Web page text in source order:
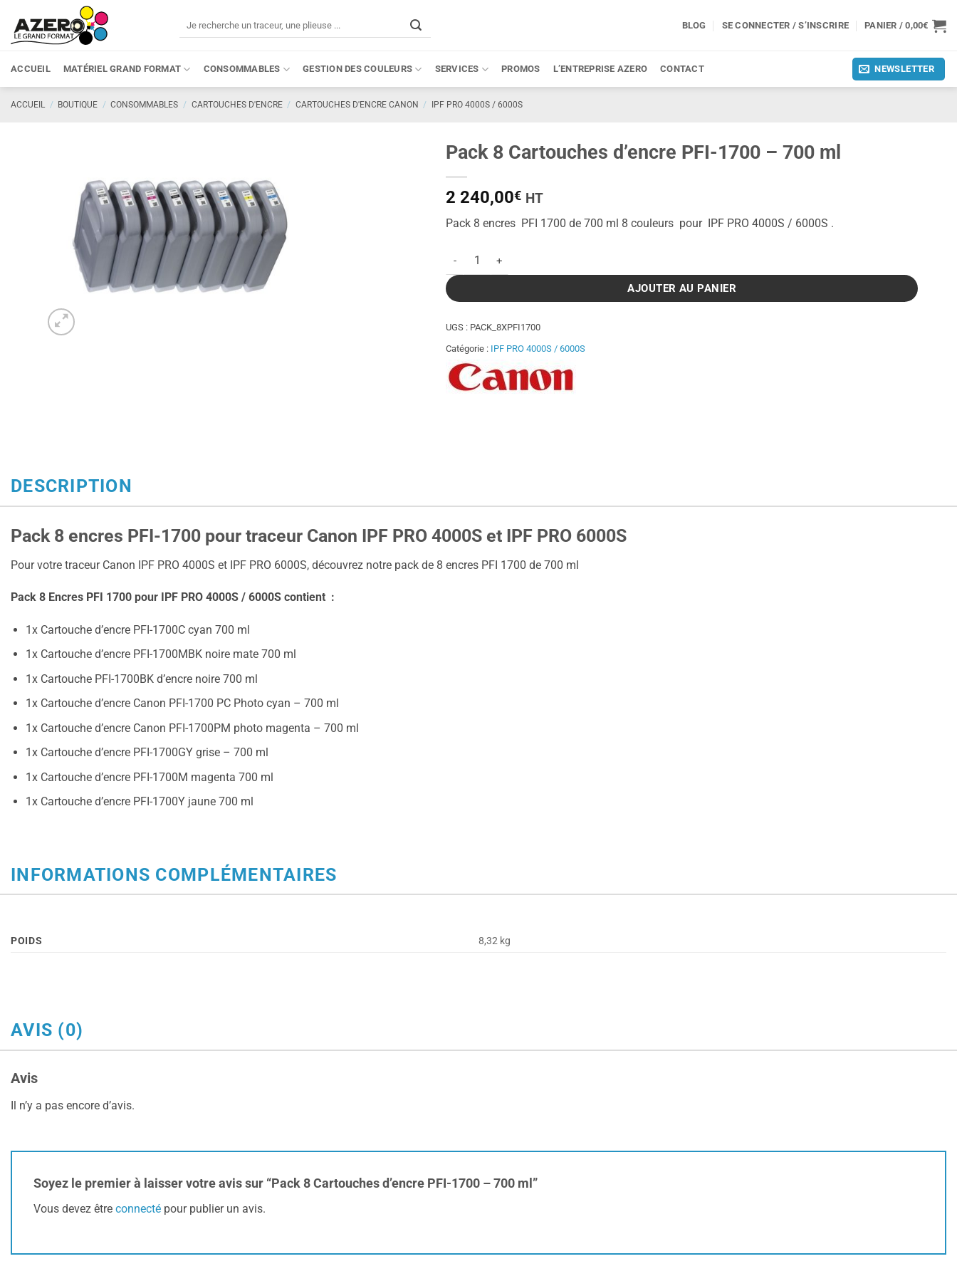
contenu
BLOG SE CONNECTER / S’INSCRIRE PANIER /0,00€
ACCUEIL MATÉRIEL GRAND FORMAT CONSOMMABLES GESTION DES COULEURS SERVICES PROMOS L’ENTREPRISE AZERO CONTACT NEWSLETTER
ACCUEIL / BOUTIQUE / CONSOMMABLES / CARTOUCHES D'ENCRE / CARTOUCHES D'ENCRE CANON / IPF PRO 4000S / 6000S
Pack 8 Cartouches d’encre PFI-1700 – 700 ml
2 240,00€ HT
Pack 8 encres PFI 1700 de 700 ml 8 couleurs pour IPF PRO 4000S / 6000S .
quantité de Pack 8 Cartouches d'encre PFI-1700 - 700 ml
AJOUTER AU PANIER
UGS : PACK_8XPFI1700
Catégorie : IPF PRO 4000S / 6000S
DESCRIPTION
Pack 8 encres PFI-1700 pour traceur Canon IPF PRO 4000S et IPF PRO 6000S
Pour votre traceur Canon IPF PRO 4000S et IPF PRO 6000S, découvrez notre pack de 8 encres PFI 1700 de 700 ml
Pack 8 Encres PFI 1700 pour IPF PRO 4000S / 6000S contient :
1x Cartouche d’encre PFI-1700C cyan 700 ml
1x Cartouche d’encre PFI-1700MBK noire mate 700 ml
1x Cartouche PFI-1700BK d’encre noire 700 ml
1x Cartouche d’encre Canon PFI-1700 PC Photo cyan – 700 ml
1x Cartouche d’encre Canon PFI-1700PM photo magenta – 700 ml
1x Cartouche d’encre PFI-1700GY grise – 700 ml
1x Cartouche d’encre PFI-1700M magenta 700 ml
1x Cartouche d’encre PFI-1700Y jaune 700 ml
INFORMATIONS COMPLÉMENTAIRES
POIDS 8,32 kg
AVIS (0)
Avis
Il n’y a pas encore d’avis.
Soyez le premier à laisser votre avis sur “Pack 8 Cartouches d’encre PFI-1700 – 700 ml”
Vous devez être connecté pour publier un avis.